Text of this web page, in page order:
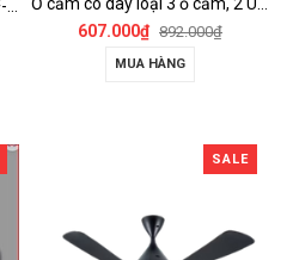
Quạt trần 3 cánh Panasonic F-60FV2
607.000₫ 892.000₫
MUA HÀNG
SALE